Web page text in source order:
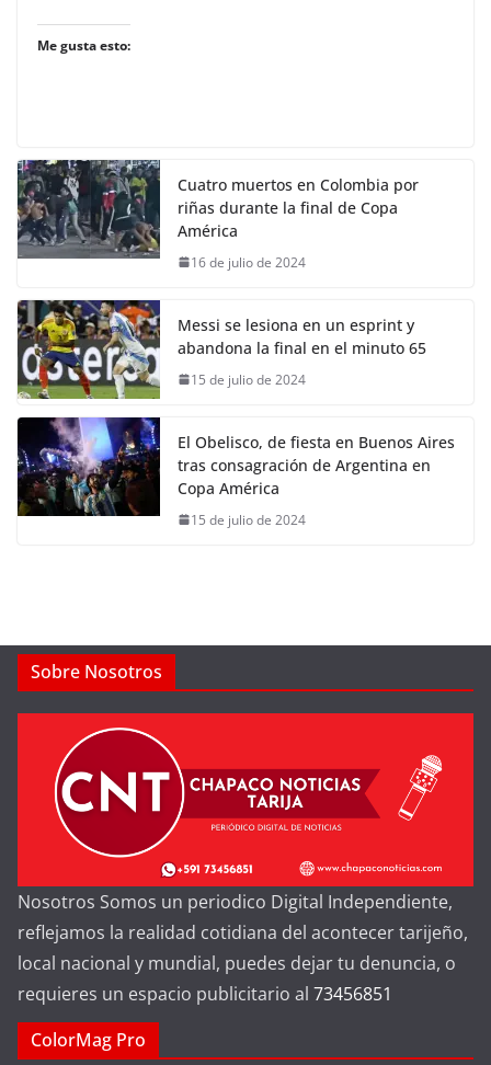
Me gusta esto:
Cuatro muertos en Colombia por
riñas durante la final de Copa
América
16 de julio de 2024
Messi se lesiona en un esprint y
abandona la final en el minuto 65
15 de julio de 2024
El Obelisco, de fiesta en Buenos Aires
tras consagración de Argentina en
Copa América
15 de julio de 2024
Sobre Nosotros
Nosotros Somos un periodico Digital Independiente,
reflejamos la realidad cotidiana del acontecer tarijeño,
local nacional y mundial, puedes dejar tu denuncia, o
requieres un espacio publicitario al 73456851
ColorMag Pro